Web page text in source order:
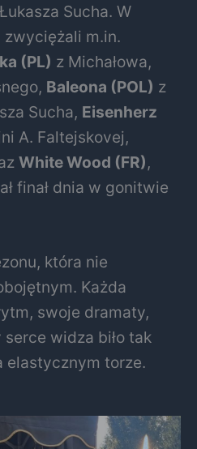
Sucha. W
m.in.
(PL) z Michałowa,
Baleona (POL) z
Sucha, Eisenherz
A. Faltejskovej,
White Wood (FR),
finał dnia w gonitwie
która nie
Każda
swoje dramaty,
widza biło tak
elastycznym torze.